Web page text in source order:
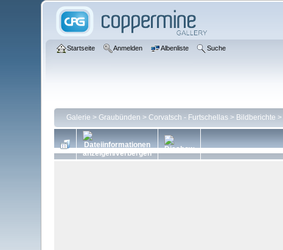
Startseite Anmelden Albenliste Suche
Galerie > Graubünden > Corvatsch - Furtschellas> Bildberichte >